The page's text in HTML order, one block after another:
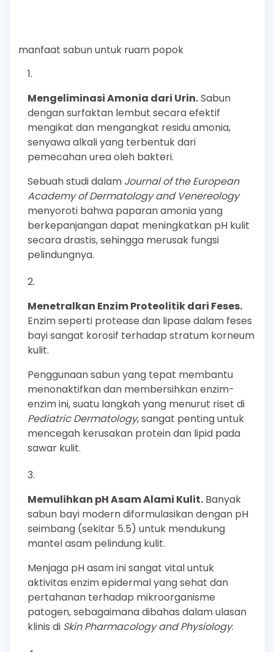
manfaat sabun untuk ruam popok
Mengeliminasi Amonia dari Urin.Sabun
dengan surfaktan lembut secara efektif
mengikat dan mengangkat residu amonia,
senyawa alkali yang terbentuk dari
pemecahan urea oleh bakteri.
Sebuah studi dalam Journal of the European
Academy of Dermatology and Venereology
menyoroti bahwa paparan amonia yang
berkepanjangan dapat meningkatkan pH kulit
secara drastis, sehingga merusak fungsi
pelindungnya.
Menetralkan Enzim Proteolitik dari Feses.
Enzim seperti protease dan lipase dalam feses
bayi sangat korosif terhadap stratum korneum
kulit.
Penggunaan sabun yang tepat membantu
menonaktifkan dan membersihkan enzim-
enzim ini, suatu langkah yang menurut riset di
Pediatric Dermatology, sangat penting untuk
mencegah kerusakan protein dan lipid pada
sawar kulit.
Memulihkan pH Asam Alami Kulit. Banyak
sabun bayi modern diformulasikan dengan pH
seimbang (sekitar 5.5) untuk mendukung
mantel asam pelindung kulit.
Menjaga pH asam ini sangat vital untuk
aktivitas enzim epidermal yang sehat dan
pertahanan terhadap mikroorganisme
patogen, sebagaimana dibahas dalam ulasan
klinis di Skin Pharmacology and Physiology.